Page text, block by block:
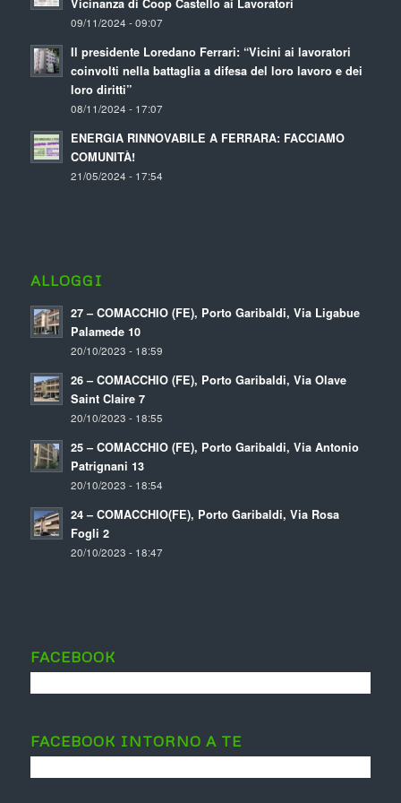
Vicinanza di Coop Castello ai Lavoratori
09/11/2024 - 09:07
Il presidente Loredano Ferrari: “Vicini ai lavoratori
coinvolti nella battaglia a difesa del loro lavoro e dei
loro diritti”
08/11/2024 - 17:07
ENERGIA RINNOVABILE A FERRARA: FACCIAMO
COMUNITÀ!
21/05/2024 - 17:54
ALLOGGI
27 – COMACCHIO (FE), Porto Garibaldi, Via Ligabue
Palamede 10
20/10/2023 - 18:59
26 – COMACCHIO (FE), Porto Garibaldi, Via Olave
Saint Claire 7
20/10/2023 - 18:55
25 – COMACCHIO (FE), Porto Garibaldi, Via Antonio
Patrignani 13
20/10/2023 - 18:54
24 – COMACCHIO(FE), Porto Garibaldi, Via Rosa
Fogli 2
20/10/2023 - 18:47
FACEBOOK
FACEBOOK INTORNO A TE